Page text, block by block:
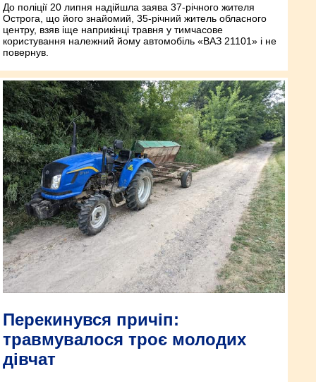
До поліції 20 липня надійшла заява 37-річного жителя
Острога, що його знайомий, 35-річний житель обласного
центру, взяв іще наприкінці травня у тимчасове
користування належний йому автомобіль «ВАЗ 21101» і не
повернув.
Перекинувся причіп:
травмувалося троє молодих
дівчат